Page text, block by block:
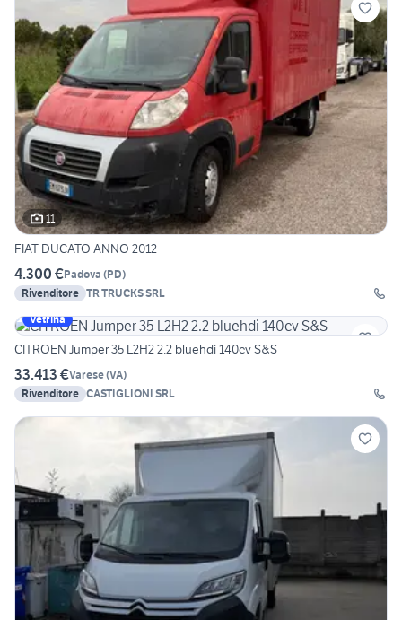
11
FIAT DUCATO ANNO 2012
4.300 €Padova (PD)
Rivenditore TR TRUCKS SRL
Vetrina
CITROEN Jumper 35 L2H2 2.2 bluehdi 140cv S&S
33.413 €Varese(VA)
Rivenditore CASTIGLIONI SRL